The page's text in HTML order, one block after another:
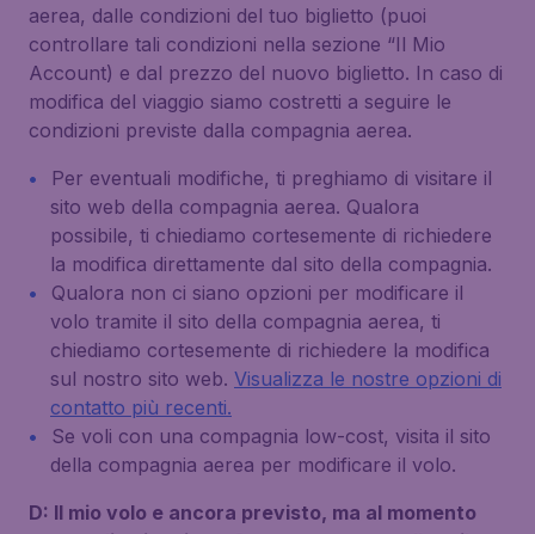
aerea, dalle condizioni del tuo biglietto (puoi
controllare tali condizioni nella sezione “Il Mio
Account) e dal prezzo del nuovo biglietto. In caso di
modifica del viaggio siamo costretti a seguire le
condizioni previste dalla compagnia aerea.
Per eventuali modifiche, ti preghiamo di visitare il
sito web della compagnia aerea. Qualora
possibile, ti chiediamo cortesemente di richiedere
la modifica direttamente dal sito della compagnia.
Qualora non ci siano opzioni per modificare il
volo tramite il sito della compagnia aerea, ti
chiediamo cortesemente di richiedere la modifica
sul nostro sito web. Visualizza le nostre opzioni di
contatto più recenti.
Se voli con una compagnia low-cost, visita il sito
della compagnia aerea per modificare il volo.
D: Il mio volo e ancora previsto, ma al momento